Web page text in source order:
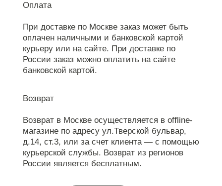
Оплата
При доставке по Москве заказ может быть
оплачен наличными и банковской картой
курьеру или на сайте. При доставке по
России заказ можно оплатить на сайте
банковской картой.
Возврат
Возврат в Москве осуществляется в offline-
магазине по адресу ул.Тверской бульвар,
д.14, ст.3, или за счет клиента — с помощью
курьерской службы. Возврат из регионов
России является бесплатным.